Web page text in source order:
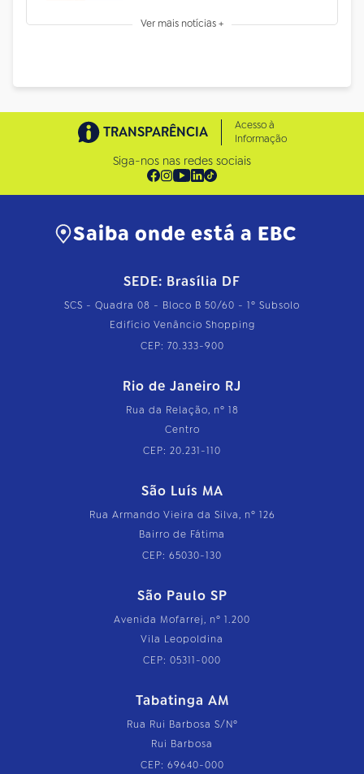
Ver mais notícias +
TRANSPARÊNCIA
Acesso à
Informação
Siga-nos nas redes sociais
Saiba onde está a EBC
SEDE: Brasília DF
SCS - Quadra 08 - Bloco B 50/60 - 1º Subsolo
Edifício Venâncio Shopping
CEP: 70.333-900
Rio de Janeiro RJ
Rua da Relação, nº 18
Centro
CEP: 20.231-110
São Luís MA
Rua Armando Vieira da Silva, nº 126
Bairro de Fátima
CEP: 65030-130
São Paulo SP
Avenida Mofarrej, nº 1.200
Vila Leopoldina
CEP: 05311-000
Tabatinga AM
Rua Rui Barbosa S/Nº
Rui Barbosa
CEP: 69640-000